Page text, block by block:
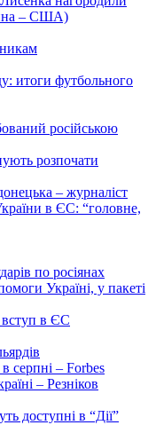
– США)
итоги футбольного
російською
розпочати
– журналіст
в ЄС: “головне,
по росіянах
Україні, у пакеті
вступ в ЄС
серпні – Forbes
– Резніков
доступні в “Дії”